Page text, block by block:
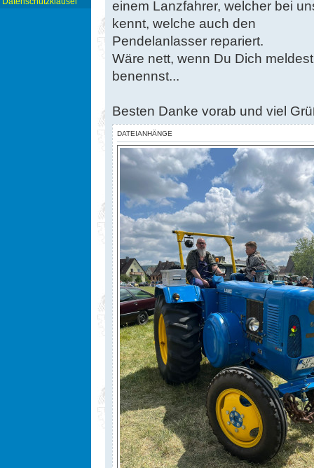
einem Lanzfahrer, welcher bei
kennt, welche auch den
Pendelanlasser repariert.
Wäre nett, wenn Du Dich
benennst...
Besten Danke vorab und viel
DATEIANHÄNGE